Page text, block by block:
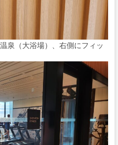
泉（大浴場）、右側にフィッ